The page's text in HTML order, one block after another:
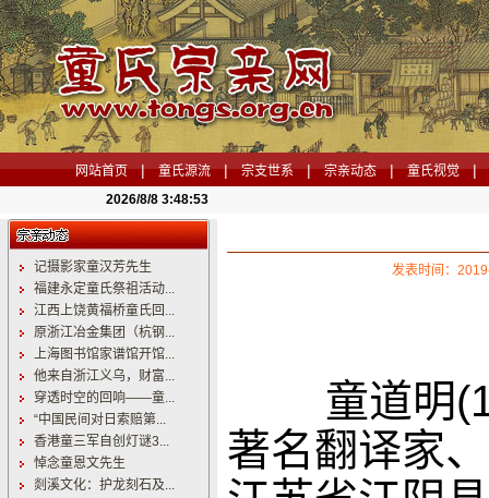
网站首页 | 童氏源流 | 宗支世系 | 宗亲动态 | 童氏视觉 |
2026/8/8 3:48:54
记摄影家童汉芳先生
福建永定童氏祭祖活动...
江西上饶黄福桥童氏回...
原浙江冶金集团（杭钢...
上海图书馆家谱馆开馆...
他来自浙江义乌，财富...
穿透时空的回响——童...
“中国民间对日索赔第...
香港童三军自创灯谜3...
悼念童恩文先生
剡溪文化：护龙刻石及...
发表时间：
童道明
著名翻译家